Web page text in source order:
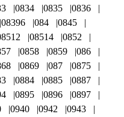
0834 0835
0836
08396 084
0845
08514
0852
0858 0859
086
0869 087
0875
0884 0885
0887
0895 0896
0897
0940 0942
0943